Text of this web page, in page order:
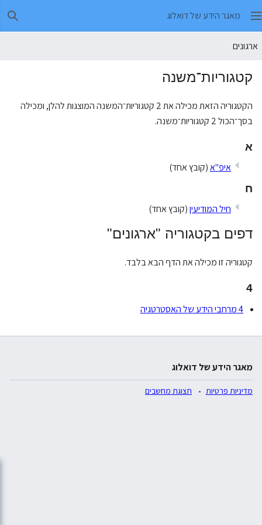
מאגר הידע של דואלוג
ארגונים
קטגוריות־משנה
הקטגוריה הזאת מכילה את 2 קטגוריות־המשנה המוצגות להלן, ומכילה
בסך־הכול 2 קטגוריות־משנה.
א
איפ"א(קובץ אחד)
ח
חיל המודיעין(קובץ אחד)
דפים בקטגוריה "ארגונים"
קטגוריה זו מכילה את הדף הבא בלבד.
4
4 מרחבי הידע של האסטרטגיה
מאגר הידע של דואלוג
מדיניות פרטיות תצוגת מחשבים